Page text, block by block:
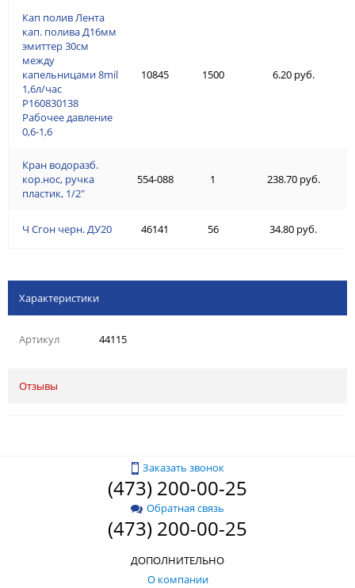
Кап полив Лента
кап. полива Д16мм
эмиттер 30см
между
капельницами 8mil
1,6л/час
Р160830138
Рабочее давление
0,6-1,6
Кран водоразб.
кор.нос, ручка
пластик, 1/2"
Ч Сгон черн. ДУ20
10845 1500 6.20 руб.
554-088 1 238.70 руб.
46141 56 34.80 руб.
Характеристики
Артикул 44115
Отзывы
Заказать звонок
(473) 200-00-25
Обратная связь
(473) 200-00-25
ДОПОЛНИТЕЛЬНО
О компании